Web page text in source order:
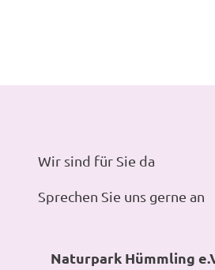
Wir sind für Sie da
Sprechen Sie uns gerne an
Naturpark Hümmling